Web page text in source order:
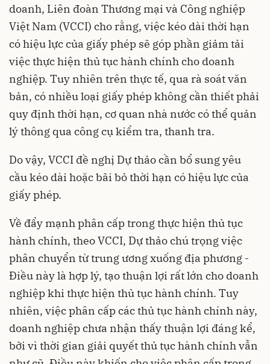
doanh, Liên đoàn Thương mại và Công nghiệp
Việt Nam (VCCI) cho rằng, việc kéo dài thời hạn
có hiệu lực của giấy phép sẽ góp phần giảm tải
việc thực hiện thủ tục hành chính cho doanh
nghiệp. Tuy nhiên trên thực tế, qua rà soát văn
bản, có nhiều loại giấy phép không cần thiết phải
quy định thời hạn, cơ quan nhà nước có thể quản
lý thông qua công cụ kiểm tra, thanh tra.
Do vậy, VCCI đề nghị Dự thảo cần bổ sung yêu
cầu kéo dài hoặc bãi bỏ thời hạn có hiệu lực của
giấy phép.
Về đẩy mạnh phân cấp trong thực hiện thủ tục
hành chính, theo VCCI, Dự thảo chú trọng việc
phân chuyển từ trung ương xuống địa phương -
Điều này là hợp lý, tạo thuận lợi rất lớn cho doanh
nghiệp khi thực hiện thủ tục hành chính. Tuy
nhiên, việc phân cấp các thủ tục hành chính này,
doanh nghiệp chưa nhận thấy thuận lợi đáng kể,
bởi vì thời gian giải quyết thủ tục hành chính vẫn